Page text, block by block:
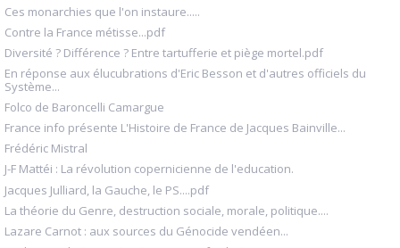
Ces monarchies que l'on instaure.....
Contre la France métisse...pdf
Diversité ? Différence ? Entre tartufferie et piège mortel.pdf
En réponse aux élucubrations d'Eric Besson et d'autres officiels du
Système...
Folco de Baroncelli Camargue
France info présente L'Histoire de France de Jacques Bainville...
Frédéric Mistral
J-F Mattéi : La révolution copernicienne de l'education.
Jacques Julliard, la Gauche, le PS....pdf
La théorie du Genre, destruction sociale, morale, politique....
Lazare Carnot : aux sources du Génocide vendéen...